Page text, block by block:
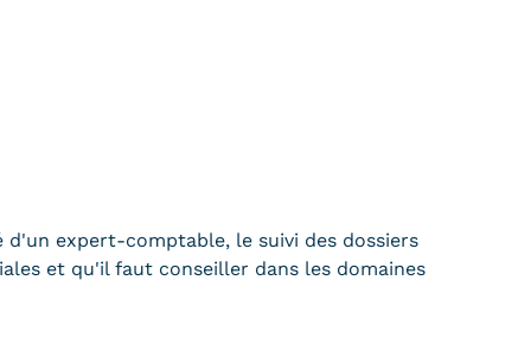
PRESSE/MÉDIAS CARTE INTERACTIVE DES CENTRES
expert-comptable, le suivi des dossiers
et qu'il faut conseiller dans les domaines